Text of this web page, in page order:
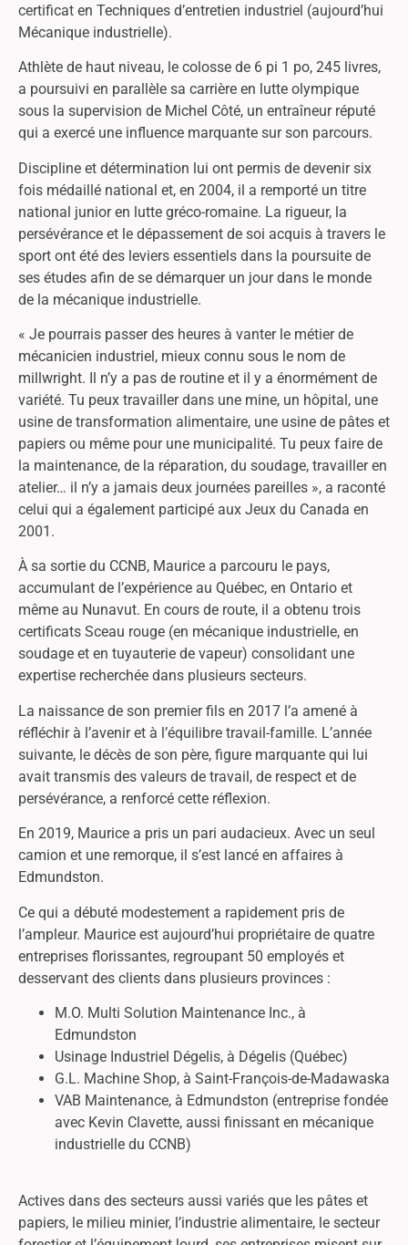
certificat en Techniques d’entretien industriel (aujourd’hui
Mécanique industrielle).
Athlète de haut niveau, le colosse de 6 pi 1 po, 245 livres,
a poursuivi en parallèle sa carrière en lutte olympique
sous la supervision de Michel Côté, un entraîneur réputé
qui a exercé une influence marquante sur son parcours.
Discipline et détermination lui ont permis de devenir six
fois médaillé national et, en 2004, il a remporté un titre
national junior en lutte gréco-romaine. La rigueur, la
persévérance et le dépassement de soi acquis à travers le
sport ont été des leviers essentiels dans la poursuite de
ses études afin de se démarquer un jour dans le monde
de la mécanique industrielle.
« Je pourrais passer des heures à vanter le métier de
mécanicien industriel, mieux connu sous le nom de
millwright. Il n’y a pas de routine et il y a énormément de
variété. Tu peux travailler dans une mine, un hôpital, une
usine de transformation alimentaire, une usine de pâtes et
papiers ou même pour une municipalité. Tu peux faire de
la maintenance, de la réparation, du soudage, travailler en
atelier… il n’y a jamais deux journées pareilles », a raconté
celui qui a également participé aux Jeux du Canada en
2001.
À sa sortie du CCNB, Maurice a parcouru le pays,
accumulant de l’expérience au Québec, en Ontario et
même au Nunavut. En cours de route, il a obtenu trois
certificats Sceau rouge (en mécanique industrielle, en
soudage et en tuyauterie de vapeur) consolidant une
expertise recherchée dans plusieurs secteurs.
La naissance de son premier fils en 2017 l’a amené à
réfléchir à l’avenir et à l’équilibre travail-famille. L’année
suivante, le décès de son père, figure marquante qui lui
avait transmis des valeurs de travail, de respect et de
persévérance, a renforcé cette réflexion.
En 2019, Maurice a pris un pari audacieux. Avec un seul
camion et une remorque, il s’est lancé en affaires à
Edmundston.
Ce qui a débuté modestement a rapidement pris de
l’ampleur. Maurice est aujourd’hui propriétaire de quatre
entreprises florissantes, regroupant 50 employés et
desservant des clients dans plusieurs provinces :
M.O. Multi Solution Maintenance Inc., à
Edmundston
Usinage Industriel Dégelis, à Dégelis (Québec)
G.L. Machine Shop, à Saint-François-de-Madawaska
VAB Maintenance, à Edmundston (entreprise fondée
avec Kevin Clavette, aussi finissant en mécanique
industrielle du CCNB)
Actives dans des secteurs aussi variés que les pâtes et
papiers, le milieu minier, l’industrie alimentaire, le secteur